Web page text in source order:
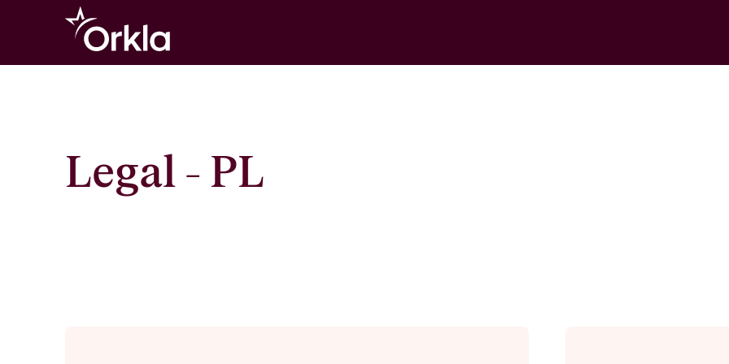
Go to frontpage
Legal - PL